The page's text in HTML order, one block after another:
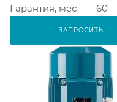
Гарантия, мес
60
ЗАПРОСИТЬ